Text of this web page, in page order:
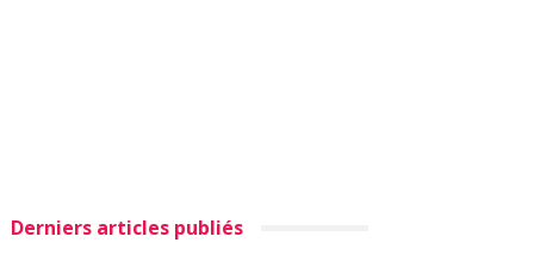
Derniers articles publiés